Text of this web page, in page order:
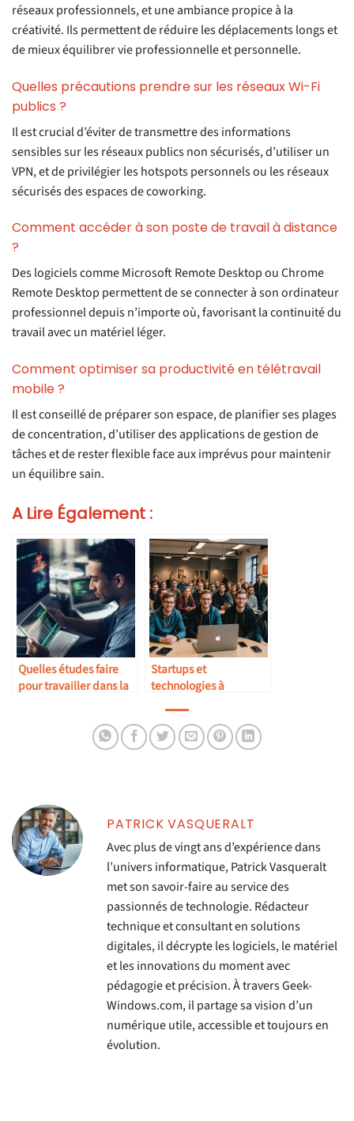
réseaux professionnels, et une ambiance propice à la
créativité. Ils permettent de réduire les déplacements longs et
de mieux équilibrer vie professionnelle et personnelle.
Quelles précautions prendre sur les réseaux Wi-Fi
publics ?
Il est crucial d’éviter de transmettre des informations
sensibles sur les réseaux publics non sécurisés, d’utiliser un
VPN, et de privilégier les hotspots personnels ou les réseaux
sécurisés des espaces de coworking.
Comment accéder à son poste de travail à distance
?
Des logiciels comme Microsoft Remote Desktop ou Chrome
Remote Desktop permettent de se connecter à son ordinateur
professionnel depuis n’importe où, favorisant la continuité du
travail avec un matériel léger.
Comment optimiser sa productivité en télétravail
mobile ?
Il est conseillé de préparer son espace, de planifier ses plages
de concentration, d’utiliser des applications de gestion de
tâches et de rester flexible face aux imprévus pour maintenir
un équilibre sain.
A Lire Également :
Quelles études faire
pour travailler dans la
Startups et
technologies à
PATRICK VASQUERALT
Avec plus de vingt ans d’expérience dans
l’univers informatique, Patrick Vasqueralt
met son savoir-faire au service des
passionnés de technologie. Rédacteur
technique et consultant en solutions
digitales, il décrypte les logiciels, le matériel
et les innovations du moment avec
pédagogie et précision. À travers Geek-
Windows.com, il partage sa vision d’un
numérique utile, accessible et toujours en
évolution.